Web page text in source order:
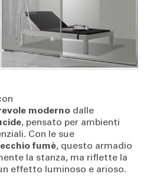
moderno dalle
, pensato per ambienti
Con le sue
fumè, questo armadio
la stanza, ma riflette la
effetto luminoso e arioso.